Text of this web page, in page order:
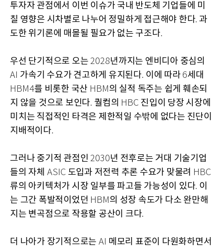
투자자 관점에서 이번 이슈가 국내 반도체 기업들에 미
칠 영향은 시차별로 나누어 정밀하게 접근해야 한다.과
도한 위기론에 매몰될 필요가 없는 구조다.
우선 단기적으로 오는 2028년까지는 엔비디아 중심의
AI 가속기 수요가 견고하게 유지된다. 이에 따라 6세대
HBM4를 비롯한 국산 HBM의 실적 독주는 쉽게 훼손되
지 않을 것으로 보인다. 퀄컴의 HBC 진입이 당장 시장에
미치는 직접적인 타격은 제한적일 수밖에 없다는 진단이
지배적이다.
그러나 중기적 관점인 2030년 전후로는 거대 기술기업
들의 자체 ASIC 도입과 저전력 추론 수요가 맞물려 HBC
류의 아키텍처가 시장 일부를 파고들 가능성이 있다. 이
는 그간 폭발적이었던 HBM의 성장 속도가 다소 완만해
지는 변곡점으로 작용할 공산이 크다.
더 나아가 장기적으로는 AI 메모리 표준이 다원화하면서